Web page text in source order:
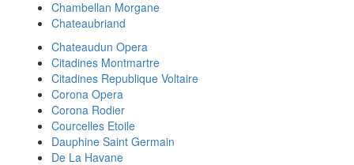
Chambellan Morgane
Chateaubriand
Chateaudun Opera
Citadines Montmartre
Citadines Republique Voltaire
Corona Opera
Corona Rodier
Courcelles Etoile
Dauphine Saint Germain
De La Havane